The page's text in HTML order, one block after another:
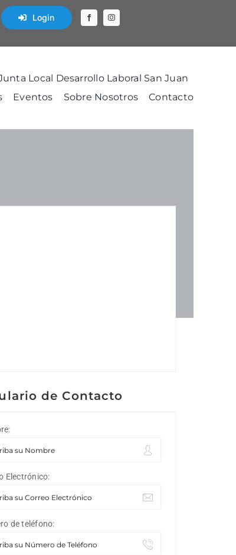
Login
Local Desarrollo Laboral San Juan
Eventos Sobre Nosotros Contacto
de Contacto
Electrónico:
de teléfono: